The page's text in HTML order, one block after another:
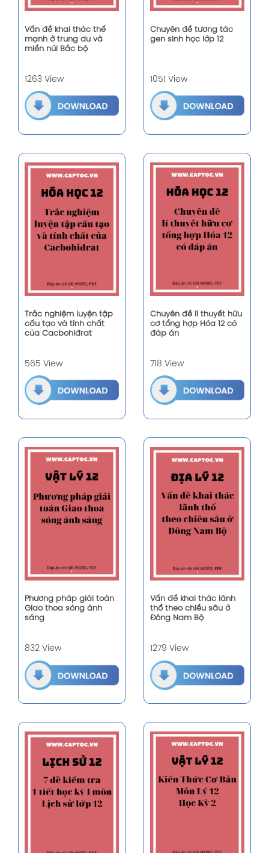
Vấn đề khai thác thế
mạnh ở trung du và
miền núi Bắc bộ
1263 View
Chuyên đề tương tác
gen sinh học lớp 12
1051 View
Trắc nghiệm luyện tập
cấu tạo và tính chất
của Cacbohiđrat
565 View
Chuyên đề lí thuyết hữu
cơ tổng hợp Hóa 12 có
đáp án
718 View
Phương pháp giải toán
Giao thoa sóng ánh
sáng
832 View
Vấn đề khai thác lãnh
thổ theo chiều sâu ở
Đông Nam Bộ
1279 View